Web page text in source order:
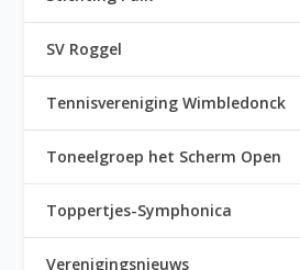
SV Roggel
Tennisvereniging Wimbledonck
Toneelgroep het Scherm Open
Toppertjes-Symphonica
Verenigingsnieuws